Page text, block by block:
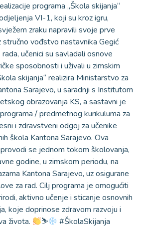
programa „Škola skijanja“
VI-1, koji su kroz igru,
zraku napravili svoje prve
stručno vođstvo nastavnika Gegić
učenici su savladali osnove
sposobnosti i uživali u zimskim
skijanja“ realizira Ministarstvo za
Sarajevo, u saradnji s Institutom
obrazovanja KS, a sastavni je
/ predmetnog kurikuluma za
i zdravstveni odgoj za učenike
škola Kantona Sarajevo. Ova
se jednom tokom školovanja,
godine, u zimskom periodu, na
Kantona Sarajevo, uz osigurane
za rad. Cilj programa je omogućiti
aktivno učenje i sticanje osnovnih
koje doprinose zdravom razvoju i
života.
⛷ #ŠkolaSkijanja